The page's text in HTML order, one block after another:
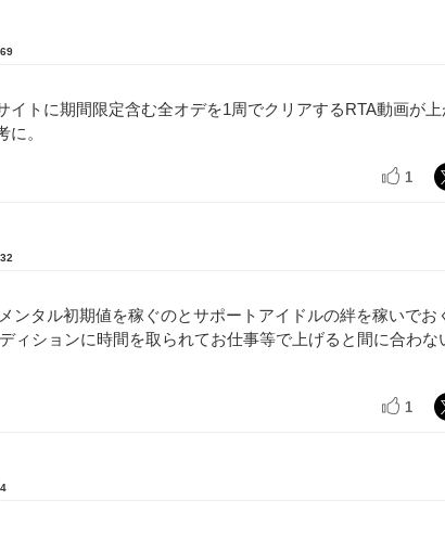
69
イトに期間限定含む全オデを1周でクリアするRTA動画が上
。
1
32
ンタル初期値を稼ぐのとサポートアイドルの絆を稼いでお
ィションに時間を取られてお仕事等で上げると間に合わな
1
4